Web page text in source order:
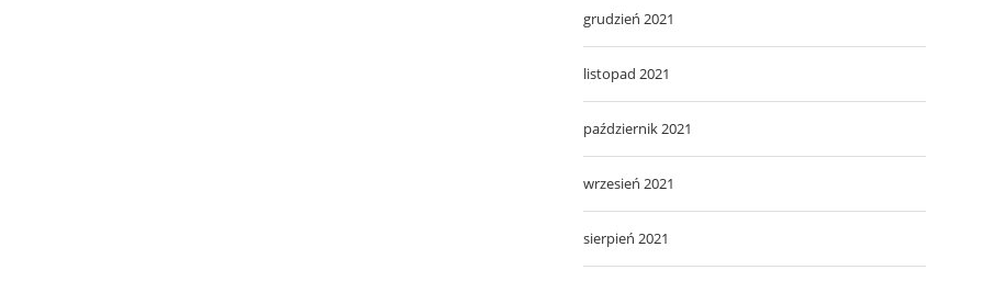
grudzień 2021
listopad 2021
październik 2021
wrzesień 2021
sierpień 2021